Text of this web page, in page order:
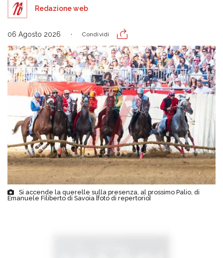
Redazione web
06 Agosto 2026 Condividi
Si accende la querelle sulla presenza, al prossimo Palio, di
Emanuele Filiberto di Savoia [foto di repertorio]